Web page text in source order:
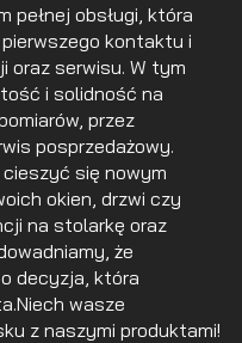
pełnej obsługi, która
kontaktu i
oraz serwisu. W tym
i solidność na
przez
posprzedażowy.
cieszyć się nowym
okien, drzwi czy
na stolarkę oraz
że
decyzja, która
wasze
z naszymi produktami!